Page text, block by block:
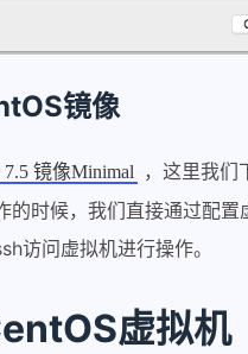
镜像
7.5 镜像Minimal
，这里我们
的时候，我们直接通过配置
访问虚拟机进行操作。
虚拟机